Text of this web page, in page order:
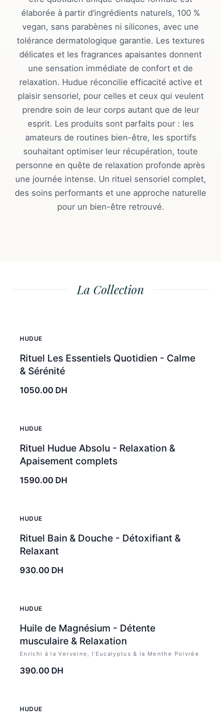
élaborée à partir d’ingrédients naturels, 100 %
vegan, sans parabènes ni silicones, avec une
tolérance dermatologique garantie. Les textures
délicates et les fragrances apaisantes donnent
une sensation immédiate de confort et de
relaxation. Hudue réconcilie efficacité active et
plaisir sensoriel, pour celles et ceux qui veulent
prendre soin de leur corps autant que de leur
esprit. Les produits sont parfaits pour : les
amateurs de routines bien-être, les sportifs
souhaitant optimiser leur récupération, toute
personne en quête de relaxation profonde après
une journée intense. Un rituel sensoriel complet,
des soins performants et une approche naturelle
pour un bien-être retrouvé.
La Collection
HUDUE
Rituel Les Essentiels Quotidien - Calme
& Sérénité
1050.00 DH
HUDUE
Rituel Hudue Absolu - Relaxation &
Apaisement complets
1590.00 DH
HUDUE
Rituel Bain & Douche - Détoxifiant &
Relaxant
930.00 DH
HUDUE
Huile de Magnésium - Détente
musculaire & Relaxation
Enrichi à la Verveine, l’Eucalyptus & la Menthe Poivrée
390.00 DH
HUDUE